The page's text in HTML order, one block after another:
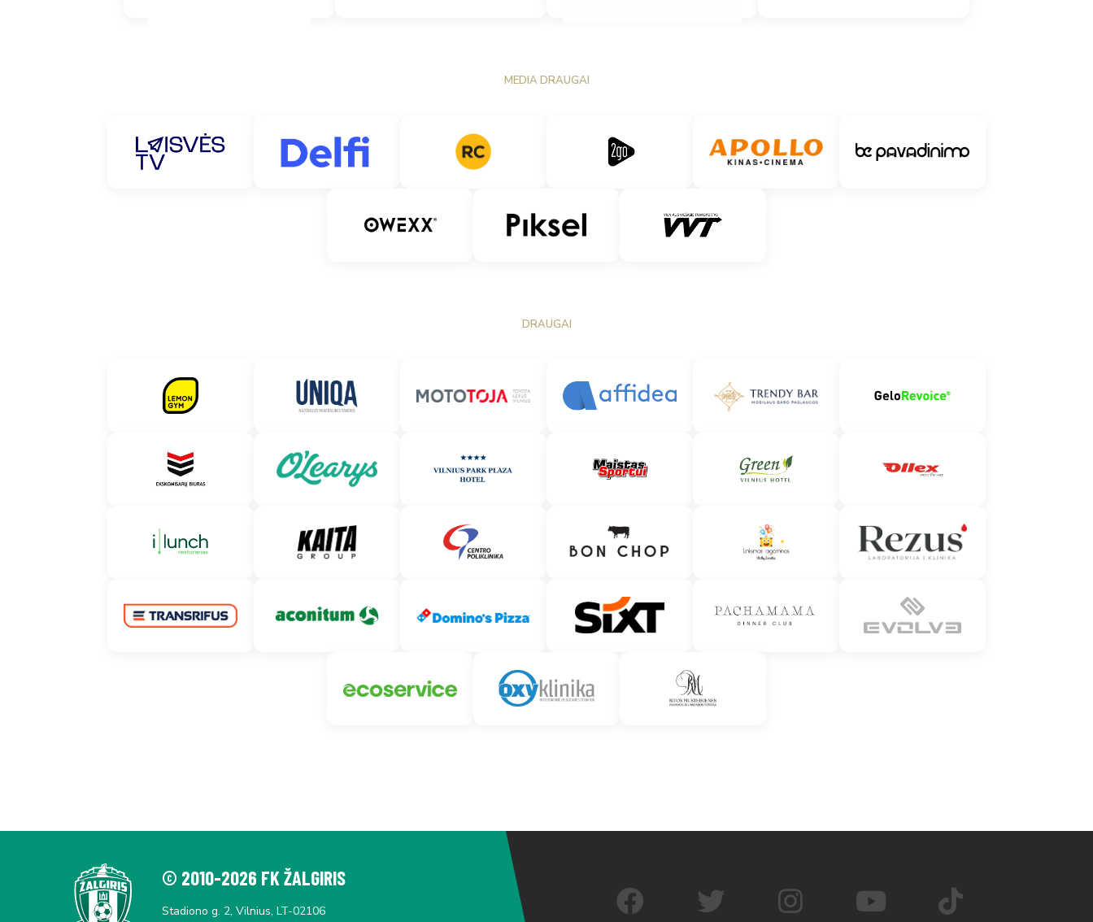
DRAUGAI
MEDIA DRAUGAI
© 2010-2026 FK ŽALGIRIS
Stadiono g. 2, Vilnius, LT-02106